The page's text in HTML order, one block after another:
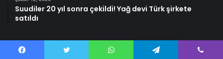
Suudiler 20 yıl sonra çekildi! Yağ devi Türk şirkete
satıldı